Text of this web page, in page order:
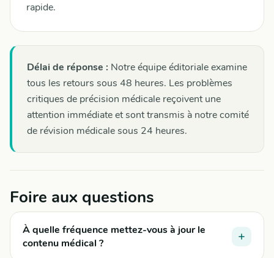
rapide.
Délai de réponse : Notre équipe éditoriale examine
tous les retours sous 48 heures. Les problèmes
critiques de précision médicale reçoivent une
attention immédiate et sont transmis à notre comité
de révision médicale sous 24 heures.
Foire aux questions
À quelle fréquence mettez-vous à jour le
contenu médical ?